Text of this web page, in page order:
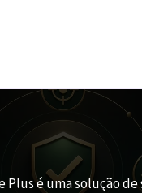
Plusé uma solução de